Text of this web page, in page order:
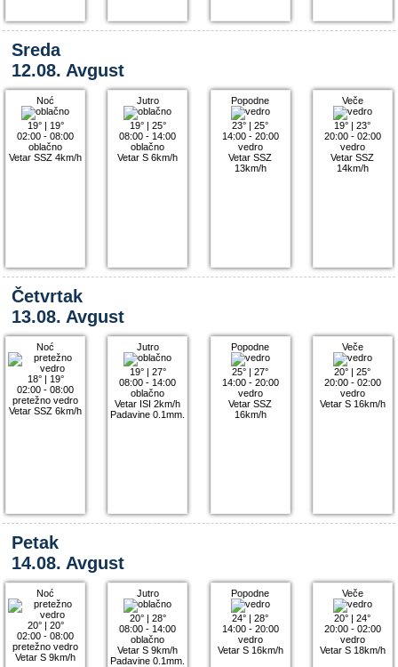
Sreda
12.08. Avgust
Noć
19°| 19°
02:00 - 08:00
oblačno
Vetar SSZ 4km/h
Jutro
19°| 25°
08:00 - 14:00
oblačno
Vetar S 6km/h
Popodne
23° |25°
14:00 - 20:00
vedro
Vetar SSZ
13km/h
Veče
19° |23°
20:00 - 02:00
vedro
Vetar SSZ
14km/h
Četvrtak
13.08. Avgust
Noć
18°| 19°
02:00 - 08:00
pretežno vedro
Vetar SSZ 6km/h
Jutro
19°| 27°
08:00 - 14:00
oblačno
Vetar ISI 2km/h
Padavine 0.1mm.
Popodne
25° |27°
14:00 - 20:00
vedro
Vetar SSZ
16km/h
Veče
20° |25°
20:00 - 02:00
vedro
Vetar S 16km/h
Petak
14.08. Avgust
Noć
20°| 20°
02:00 - 08:00
pretežno vedro
Vetar S 9km/h
Jutro
20°| 28°
08:00 - 14:00
oblačno
Vetar S 9km/h
Padavine 0.1mm.
Popodne
24° |28°
14:00 - 20:00
vedro
Vetar S 16km/h
Veče
20° |24°
20:00 - 02:00
vedro
Vetar S 18km/h